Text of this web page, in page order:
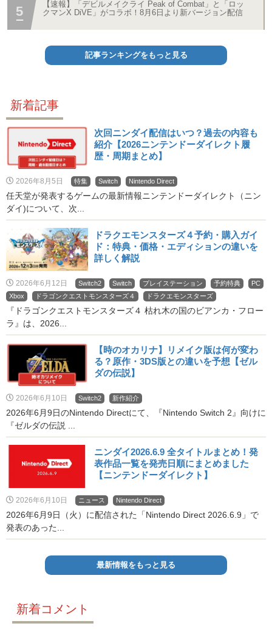
【速報】「デビルメイクライ Peak of Combat」と「ロッ
クマンX DiVE」がコラボ！8月6日より新バージョン配信
記事ランキングをもっと見る
新着記事
次回ニンダイ配信はいつ？過去の内容も
紹介【2026ニンテンドーダイレクト履
歴・周期まとめ】
2026年8月5日 特集 Switch Nintendo Direct
任天堂が発表するゲームの最新情報ニンテンドーダイレクト（ニン
ダイ)について、次...
ドラクエモンスターズ４予約・購入ガイ
ド：特典・価格・エディションの違いを
詳しく解説
2026年6月12日 Switch2 Switch プレイステーション 予約特典
PC
Xbox
ドラゴンクエストモンスターズ４ ドラクエモンスターズ
『ドラゴンクエストモンスターズ４ 枯れ木の国のビアンカ・フロー
ラ』は、2026...
【時のオカリナ】リメイク版は何が変わ
る？原作・3DS版との違いを予想【ゼル
ダの伝説】
2026年6月10日 Switch2 新作紹介
2026年6月9日のNintendo Directにて、『Nintendo Switch 2』向けに
『ゼルダの伝説 ...
ニンダイ2026.6.9 全タイトルまとめ！発
表作品一覧を発売日順にまとめました
【ニンテンドーダイレクト】
2026年6月10日 ニュース Nintendo Direct
2026年6月9日（火）に配信された「Nintendo Direct 2026.6.9」で
発表のあった...
最新情報をもっと見る
新着コメント